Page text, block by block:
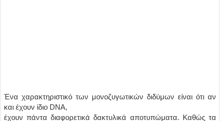
Ένα χαρακτηριστικό των μονοζυγωτικών διδύμων είναι ότι αν
και έχουν ίδιο DNA,
έχουν πάντα διαφορετικά δακτυλικά αποτυπώματα. Καθώς τα